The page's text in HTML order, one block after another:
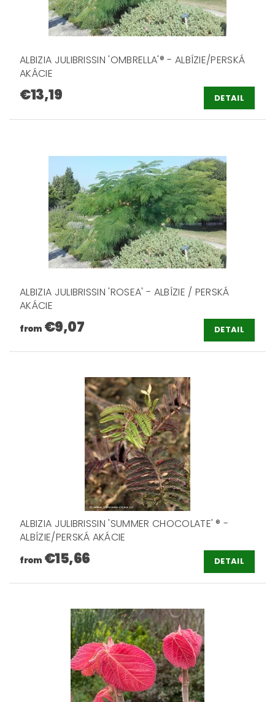
ALBIZIA JULIBRISSIN 'OMBRELLA'® - ALBÍZIE/PERSKÁ
AKÁCIE
€13,19 DETAIL
ALBIZIA JULIBRISSIN 'ROSEA' - ALBÍZIE / PERSKÁ
AKÁCIE
from €9,07 DETAIL
ALBIZIA JULIBRISSIN 'SUMMER CHOCOLATE' ® -
ALBÍZIE/PERSKÁ AKÁCIE
from €15,66 DETAIL